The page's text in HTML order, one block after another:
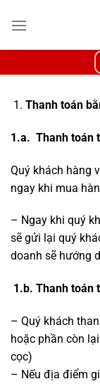
đến
Thanh toán
1.a. Thanh toán
Quý khách hàng
ngay khi mua
– Ngay khi quý
sẽ gửi lại quý
doanh sẽ hướng
1.b. Thanh toán
– Quý khách
hoặc phần còn
cọc)
– Nếu địa điểm